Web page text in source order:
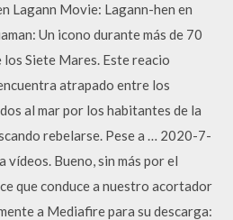
Lagann Movie: Lagann-hen en
Un icono durante más de 70
los Siete Mares. Este reacio
atrapado entre los
al mar por los habitantes de la
rebelarse. Pese a … 2020-7-
Bueno, sin más por el
que conduce a nuestro acortador
a Mediafire para su descarga: